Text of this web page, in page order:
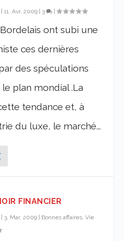
|11, Avr, 2009 | 3 |
ont subi une
ces dernières
des spéculations
plan mondial .La
tendance et, à
du luxe, le marché...
FINANCIER
| 3, Mar, 2009 | Bonnes affaires, Vie